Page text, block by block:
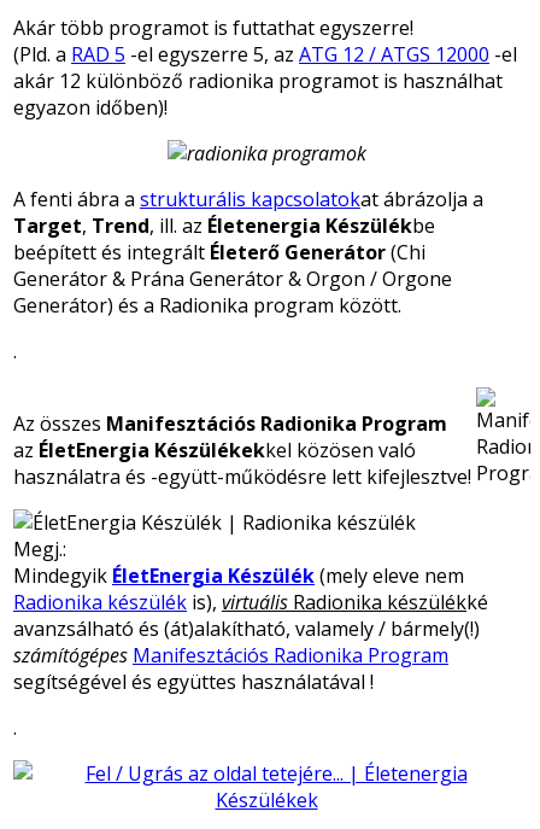
Akár több programot is futtathat egyszerre!
(Pld. a RAD 5 -el egyszerre 5, az ATG 12 / ATGS 12000 -el
akár 12 különböző radionika programot is használhat
egyazon időben)!
A fenti ábra a strukturális kapcsolatokat ábrázolja a
Target, Trend, ill. az Életenergia Készülékbe
beépített és integrált Életerő Generátor(Chi
Generátor & Prána Generátor & Orgon / Orgone
Generátor) és a Radionika program között.
.
Az összes Manifesztációs Radionika Program
az ÉletEnergia Készülékekkel közösen való
használatra és -együtt-működésre lett kifejlesztve!
Megj.:
Mindegyik ÉletEnergia Készülék(mely eleve nem
Radionika készülék is), virtuális Radionika készülékké
avanzsálható és (át)alakítható, valamely / bármely(!)
számítógépes Manifesztációs Radionika Program
segítségével és együttes használatával !
.